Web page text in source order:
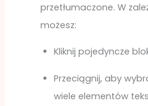
przetłumaczone. W
możesz:
Kliknij pojedyncze
Przeciągnij, aby
wiele elementów